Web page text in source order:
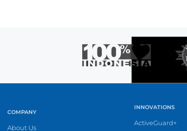
COMPANY
About Us
INNOVATIONS
ActiveGuard+